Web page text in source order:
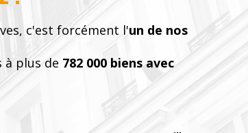
c'est forcément l'un de nos
à plus de 782 000 biens avec